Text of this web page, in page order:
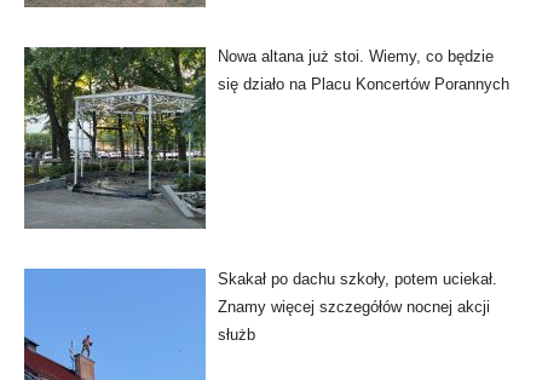
Nowa altana już stoi. Wiemy, co będzie
się działo na Placu Koncertów Porannych
Skakał po dachu szkoły, potem uciekał.
Znamy więcej szczegółów nocnej akcji
służb